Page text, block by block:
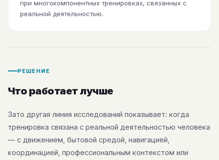
при многокомпонентных тренировках, связанных с
реальной деятельностью.
РЕШЕНИЕ
Что работает лучше
Зато другая линия исследований показывает: когда
тренировка связана с реальной деятельностью человека
— с движением, бытовой средой, навигацией,
координацией, профессиональным контекстом или